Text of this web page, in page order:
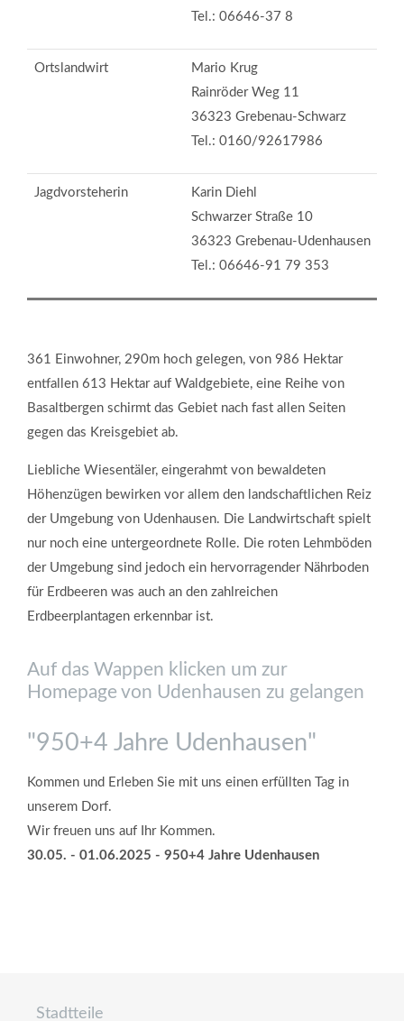
Tel.: 06646-37 8
Ortslandwirt
Mario Krug
Rainröder Weg 11
36323 Grebenau-Schwarz
Tel.: 0160/92617986
Jagdvorsteherin
Karin Diehl
Schwarzer Straße 10
36323 Grebenau-Udenhausen
Tel.: 06646-91 79 353
361 Einwohner, 290m hoch gelegen, von 986 Hektar
entfallen 613 Hektar auf Waldgebiete, eine Reihe von
Basaltbergen schirmt das Gebiet nach fast allen Seiten
gegen das Kreisgebiet ab.
Liebliche Wiesentäler, eingerahmt von bewaldeten
Höhenzügen bewirken vor allem den landschaftlichen Reiz
der Umgebung von Udenhausen. Die Landwirtschaft spielt
nur noch eine untergeordnete Rolle. Die roten Lehmböden
der Umgebung sind jedoch ein hervorragender Nährboden
für Erdbeeren was auch an den zahlreichen
Erdbeerplantagen erkennbar ist.
Auf das Wappen klicken um zur
Homepage von Udenhausen zu gelangen
"950+4 Jahre Udenhausen"
Kommen und Erleben Sie mit uns einen erfüllten Tag in
unserem Dorf.
Wir freuen uns auf Ihr Kommen.
30.05. - 01.06.2025 - 950+4 Jahre Udenhausen
Stadtteile